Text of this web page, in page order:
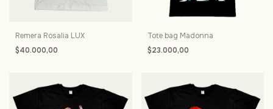
Remera Rosalia LUX
$40.000,00
Tote bag Madonna
$23.000,00